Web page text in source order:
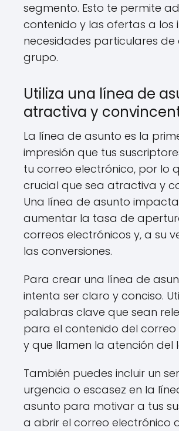
segmento. Esto te permite
contenido y las ofertas a los
necesidades particulares
grupo.
Utiliza una línea de
atractiva y
La línea de asunto es la
impresión que tus
tu correo electrónico, por lo
crucial que sea atractiva y
Una línea de asunto
aumentar la tasa de
correos electrónicos y, a su
las conversiones.
Para crear una línea de
intenta ser claro y conciso.
palabras clave que sean
para el contenido del correo
y que llamen la atención del
También puedes incluir un
urgencia o escasez en la
asunto para motivar a tus
a abrir el correo electrónico